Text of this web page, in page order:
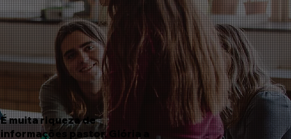
É muita riqueza de
informações pastor, Glória a